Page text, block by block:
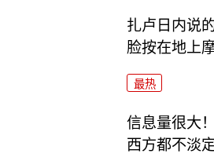
扎卢日内说
脸按在地上
最热
信息量很大
西方都不淡